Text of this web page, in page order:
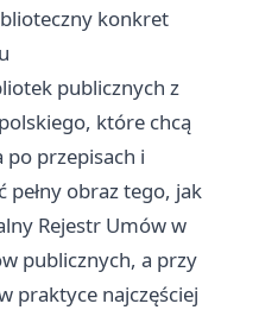
konkret
publicznych z
które chcą
po przepisach i
pełny obraz tego, jak
Rejestr Umów w
publicznych, a przy
praktyce najczęściej